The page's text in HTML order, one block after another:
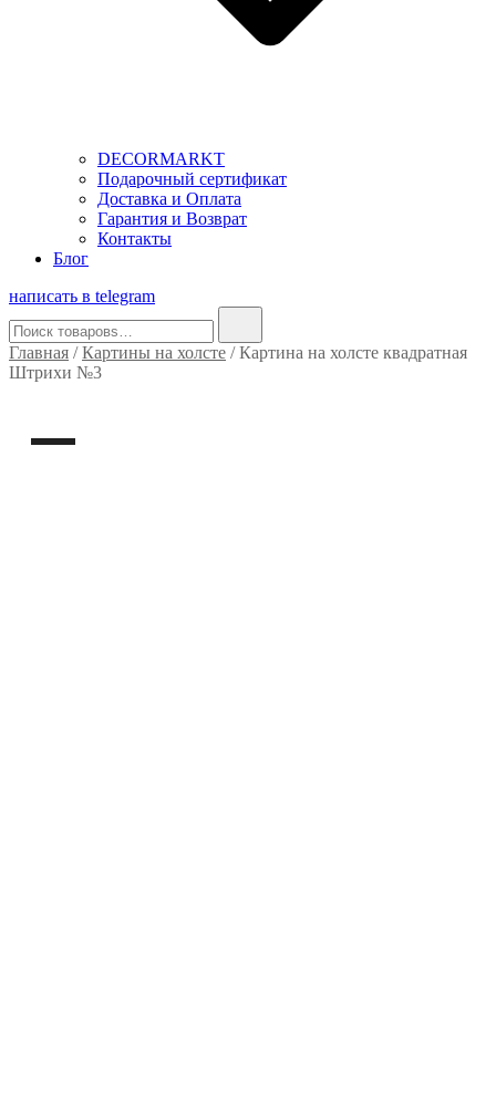
DECORMARKT
Подарочный сертификат
Доставка и Оплата
Гарантия и Возврат
Контакты
Блог
написать в telegram
Главная /Картины на холсте / Картина на холсте квадратная
Штрихи №3